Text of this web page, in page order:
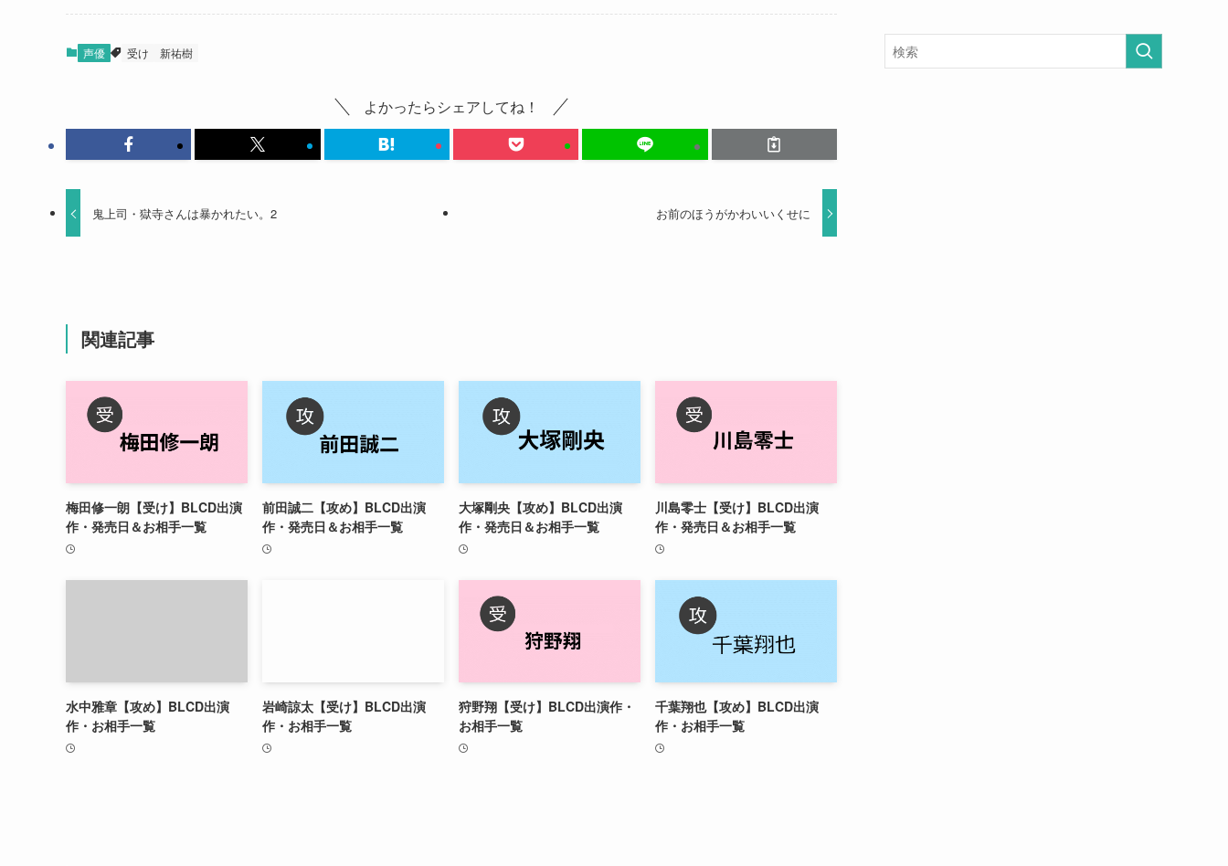
声優 受け 新祐樹
よかったらシェアしてね！
鬼上司・獄寺さんは暴かれたい。2 お前のほうがかわいいくせに
関連記事
梅田修一朗【受け】BLCD出演
作・発売日＆お相手一覧
前田誠二【攻め】BLCD出演
作・発売日＆お相手一覧
大塚剛央【攻め】BLCD出演
作・発売日＆お相手一覧
川島零士【受け】BLCD出演
作・発売日＆お相手一覧
水中雅章【攻め】BLCD出演
作・お相手一覧
岩崎諒太【受け】BLCD出演
作・お相手一覧
狩野翔【受け】BLCD出演作・
お相手一覧
千葉翔也【攻め】BLCD出演
作・お相手一覧